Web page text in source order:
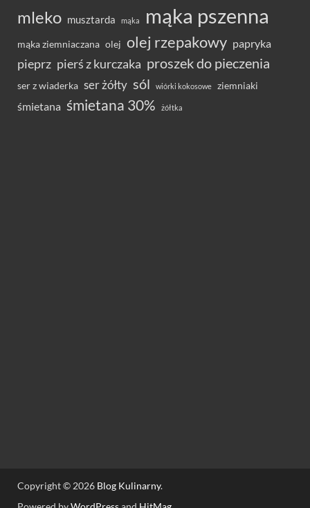
mleko musztarda mąka mąka pszenna
mąka ziemniaczana olej olej rzepakowy papryka
pieprz pierś z kurczaka proszek do pieczenia
ser z wiaderka ser żółty sól wiórki kokosowe ziemniaki
śmietana śmietana 30% żółtka
Copyright © 2026 Blog Kulinarny.